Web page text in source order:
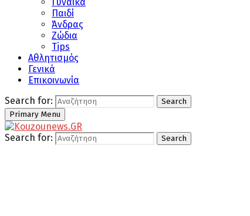
Παιδί
Άνδρας
Ζώδια
Tips
Αθλητισμός
Γενικά
Επικοινωνία
Search for:
Search
Primary Menu
Search for: Search